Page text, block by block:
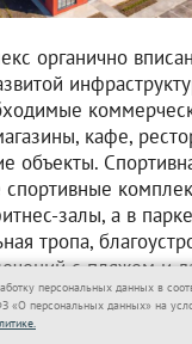
органично
кафе,
объекты.
залы, а в
тропа,
с пляжем и
новых школ и
персональных данных в
«О персональных данных» на